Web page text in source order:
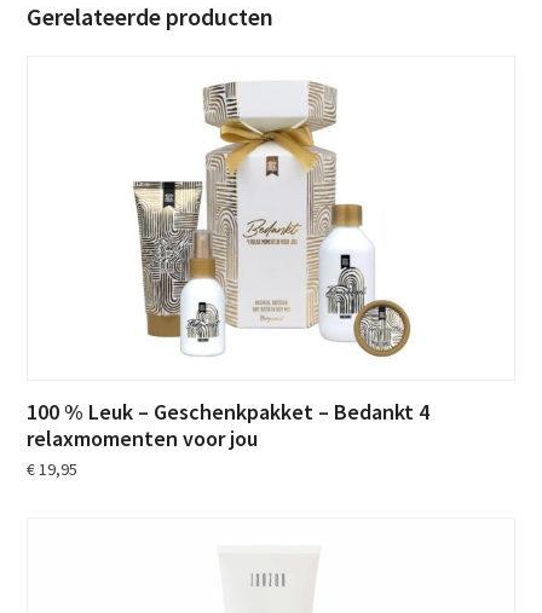
Gerelateerde producten
100 % Leuk – Geschenkpakket – Bedankt 4
relaxmomenten voor jou
€19,95